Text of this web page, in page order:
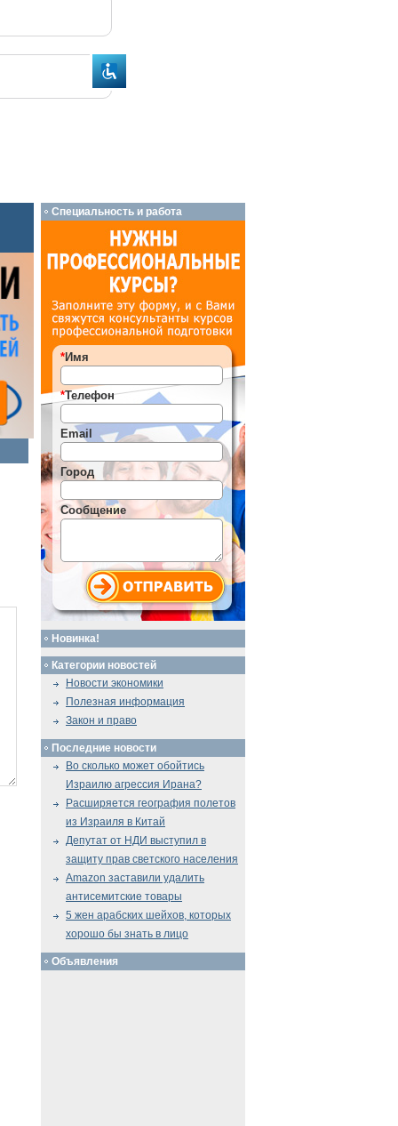
Специальность и работа
*Имя
*Телефон
Email
Город
Сообщение
Новинка!
Категории новостей
Новости экономики
Полезная информация
Закон и право
Последние новости
Во сколько может обойтись
Израилю агрессия Ирана?
Расширяется география полетов
из Израиля в Китай
Депутат от НДИ выступил в
защиту прав светского населения
Amazon заставили удалить
антисемитские товары
5 жен арабских шейхов, которых
хорошо бы знать в лицо
Объявления